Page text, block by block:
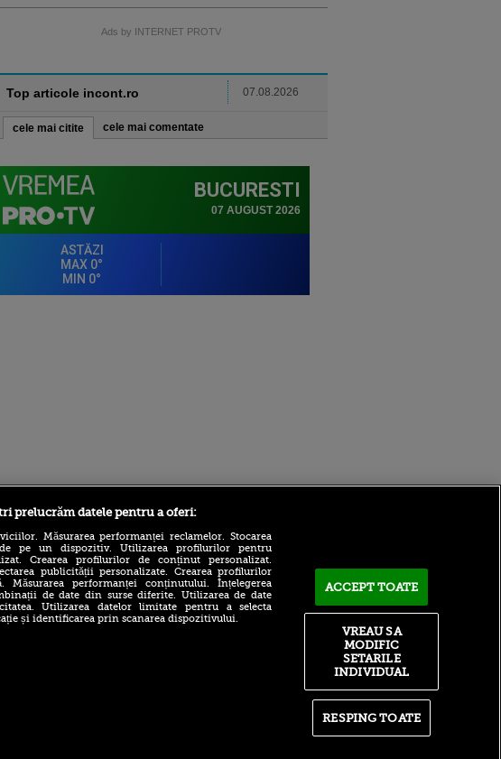
Ads by INTERNET PROTV
Top articole incont.ro 07.08.2026
cele mai citite cele mai comentate
Sport.ro
Victor Pițurcă știe cine va
prelucrăm datele pentru a oferi:
Măsurarea performanței reclamelor. Stocarea
pe un dispozitiv. Utilizarea profilurilor pentru
Crearea profilurilor de conținut personalizat.
publicității personalizate. Crearea profilurilor
Măsurarea performanței conținutului. Înțelegerea
de date din surse diferite. Utilizarea de date
Utilizarea datelor limitate pentru a selecta
și identificarea prin scanarea dispozitivului.
ACCEPT TOATE
RESPING TOATE
VREAU SA
MODIFIC
SETARILE
INDIVIDUAL